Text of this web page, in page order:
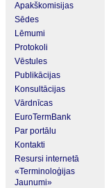
Apakškomisijas
Sēdes
Lēmumi
Protokoli
Vēstules
Publikācijas
Konsultācijas
Vārdnīcas
EuroTermBank
Par portālu
Kontakti
Resursi internetā
«Terminoloģijas
Jaunumi»